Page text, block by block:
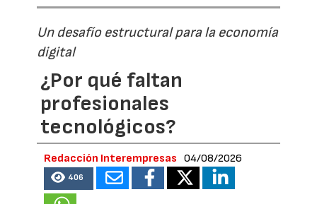
Un desafío estructural para la economía
digital
¿Por qué faltan
profesionales
tecnológicos?
Redacción Interempresas 04/08/2026
406